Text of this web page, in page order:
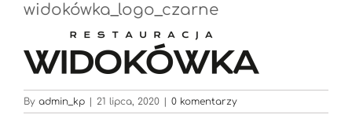
widokówka_logo_czarne
By admin_kp | 21 lipca, 2020 | 0 komentarzy